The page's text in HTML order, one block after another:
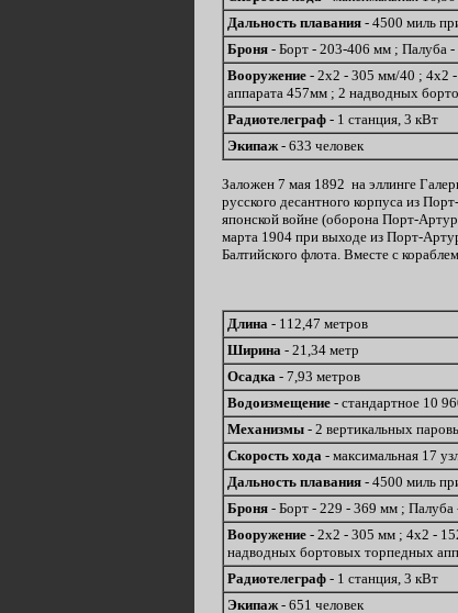
Дальность плавания - 4500 миль
Броня - Борт - 203-406 мм ; Палуба
Вооружение - 2х2 - 305 мм/40 ; 4х2
аппарата 457мм ; 2 надводных
Радиотелеграф - 1 станция, 3 кВт
Экипаж- 633 человек
Заложен 7 мая 1892 на эллинге
русского десантного корпуса из
японской войне (оборона Порт-
марта 1904 при выходе из Порт-
Балтийского флота. Вместе с
Длина - 112,47 метров
Ширина - 21,34 метр
Осадка - 7,93 метров
Водоизмещение - стандартное 10
Механизмы - 2 вертикальных
Скорость хода - максимальная 17
Дальность плавания - 4500 миль
Броня - Борт - 229 - 369 мм ;
Вооружение - 2х2 - 305 мм ; 4х2 -
надводных бортовых торпедных
Радиотелеграф - 1 станция, 3 кВт
Экипаж- 651 человек